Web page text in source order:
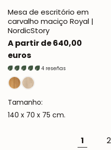
Mesa de escritório em
carvalho maciço Royal |
NordicStory
Preço
normal
A partir de 640,00
euros
4 reseñas
Tamanho:
140 x 70 x 75 cm.
1 2
Obtém 5%
Novidades e